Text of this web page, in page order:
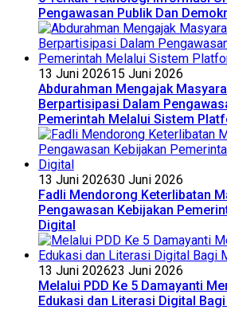
Pengawasan Publik Dan
13 Juni 202615 Juni 2026
Abdurahman Mengajak
Berpartisipasi Dalam
Pemerintah Melalui Sistem
13 Juni 202630 Juni 2026
Fadli Mendorong Keterlibatan
Pengawasan Kebijakan
Digital
13 Juni 202623 Juni 2026
Melalui PDD Ke 5 Damayanti
Edukasi dan Literasi Digital